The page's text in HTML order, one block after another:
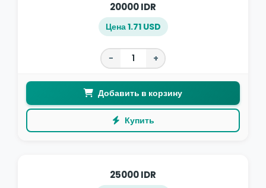
20000 IDR
Цена 1.71 USD
− +
Добавить в корзину
Купить
25000 IDR